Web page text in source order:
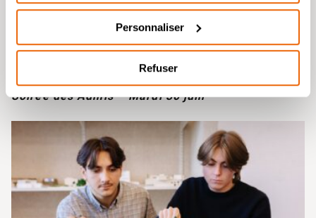
Personnaliser
Refuser
Soirée des Admis – Mardi 30 juin